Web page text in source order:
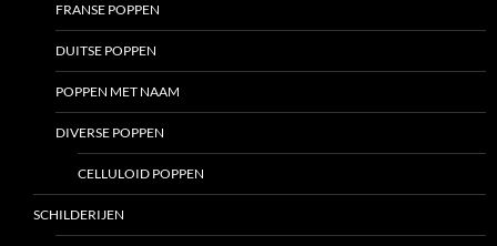
FRANSE POPPEN
DUITSE POPPEN
POPPEN MET NAAM
DIVERSE POPPEN
CELLULOID POPPEN
SCHILDERIJEN